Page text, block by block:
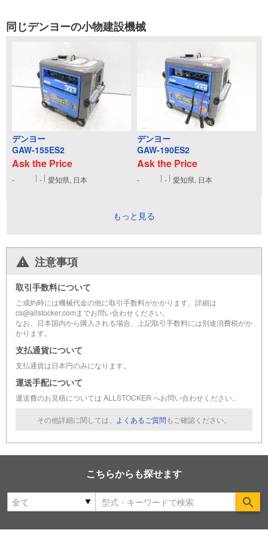
同じデンヨーの小物建設機械
デンヨー
GAW-155ES2
Ask the Price
- - 愛知県, 日本
デンヨー
GAW-190ES2
Ask the Price
- - 愛知県, 日本
もっと見る
注意事項
取引手数料について
ご成約時には機械代金の他に取引手数料がかかります。詳細は
cs@allstocker.comまでお問い合わせください。
なお、日本国内から購入される場合、上記取引手数料には別途消費税がか
かります。
支払通貨について
支払通貨は日本円のみになります。
運送手配について
運送費のお見積については ALLSTOCKER へお問い合わせください。
その他詳細に関しては、 よくあるご質問もご確認ください。
こちらからも探せます